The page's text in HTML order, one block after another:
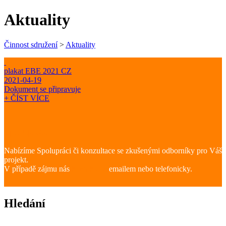
Aktuality
Činnost sdružení> Aktuality
plakat EBE 2021 CZ
2021-04-19
Dokument se připravuje
+ ČÍST VÍCE
Nabízíme Spolupráci či konzultace se zkušenými odborníky pro Váš
projekt.
V případě zájmu nás
emailem nebo telefonicky.
Hledání